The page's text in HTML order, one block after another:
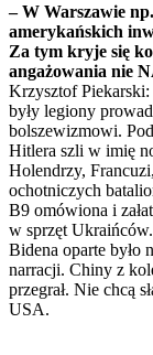
– W Warszawie
amerykańskich
Za tym kryje się
angażowania nie
Krzysztof
były legiony
bolszewizmowi.
Hitlera szli w imię
Holendrzy,
ochotniczych
B9 omówiona i
w sprzęt
Bidena oparte było
narracji. Chiny z
przegrał. Nie chcą
USA.